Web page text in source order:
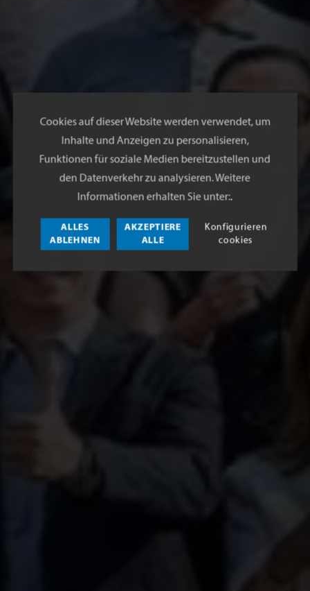
Cookies auf dieser Website werden verwendet, um
Inhalte und Anzeigen zu personalisieren,
Funktionen für soziale Medien bereitzustellen und
den Datenverkehr zu analysieren. Weitere
Informationen erhalten Sie unter:.
ALLES
ABLEHNEN
AKZEPTIERE
ALLE
Konfigurieren
cookies